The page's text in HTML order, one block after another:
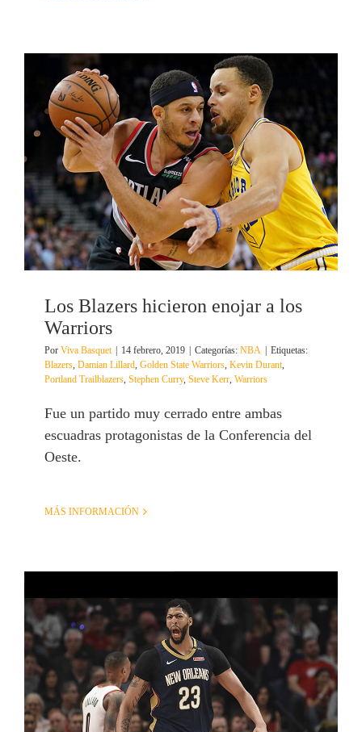
Los Blazers hicieron enojar a los
Warriors
Por Viva Basquet 14 febrero, 2019 Categorías: NBA
Etiquetas:
Blazers, Damian Lillard, Golden State Warriors, Kevin Durant,
Portland Trailblazers, Stephen Curry, Steve Kerr, Warriors
Fue un partido muy cerrado entre ambas
escuadras protagonistas de la Conferencia del
Oeste.
MÁS INFORMACIÓN